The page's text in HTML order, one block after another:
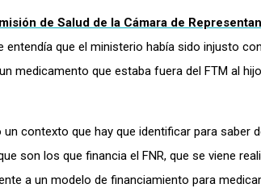
de Salud de la Cámara de
entendía que el ministerio había sido injusto
medicamento que estaba fuera del FTM al
un contexto que hay que identificar para saber
son los que financia el FNR, que se viene
a un modelo de financiamiento para